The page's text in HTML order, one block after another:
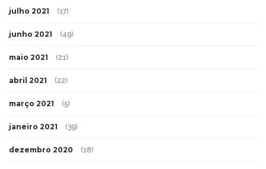
julho 2021 (17)
junho 2021 (49)
maio 2021 (21)
abril 2021 (22)
março 2021 (5)
janeiro 2021 (39)
dezembro 2020 (18)